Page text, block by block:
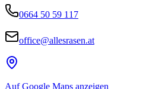
0664 50 59 117
office@allesrasen.at
Auf Google Maps anzeigen